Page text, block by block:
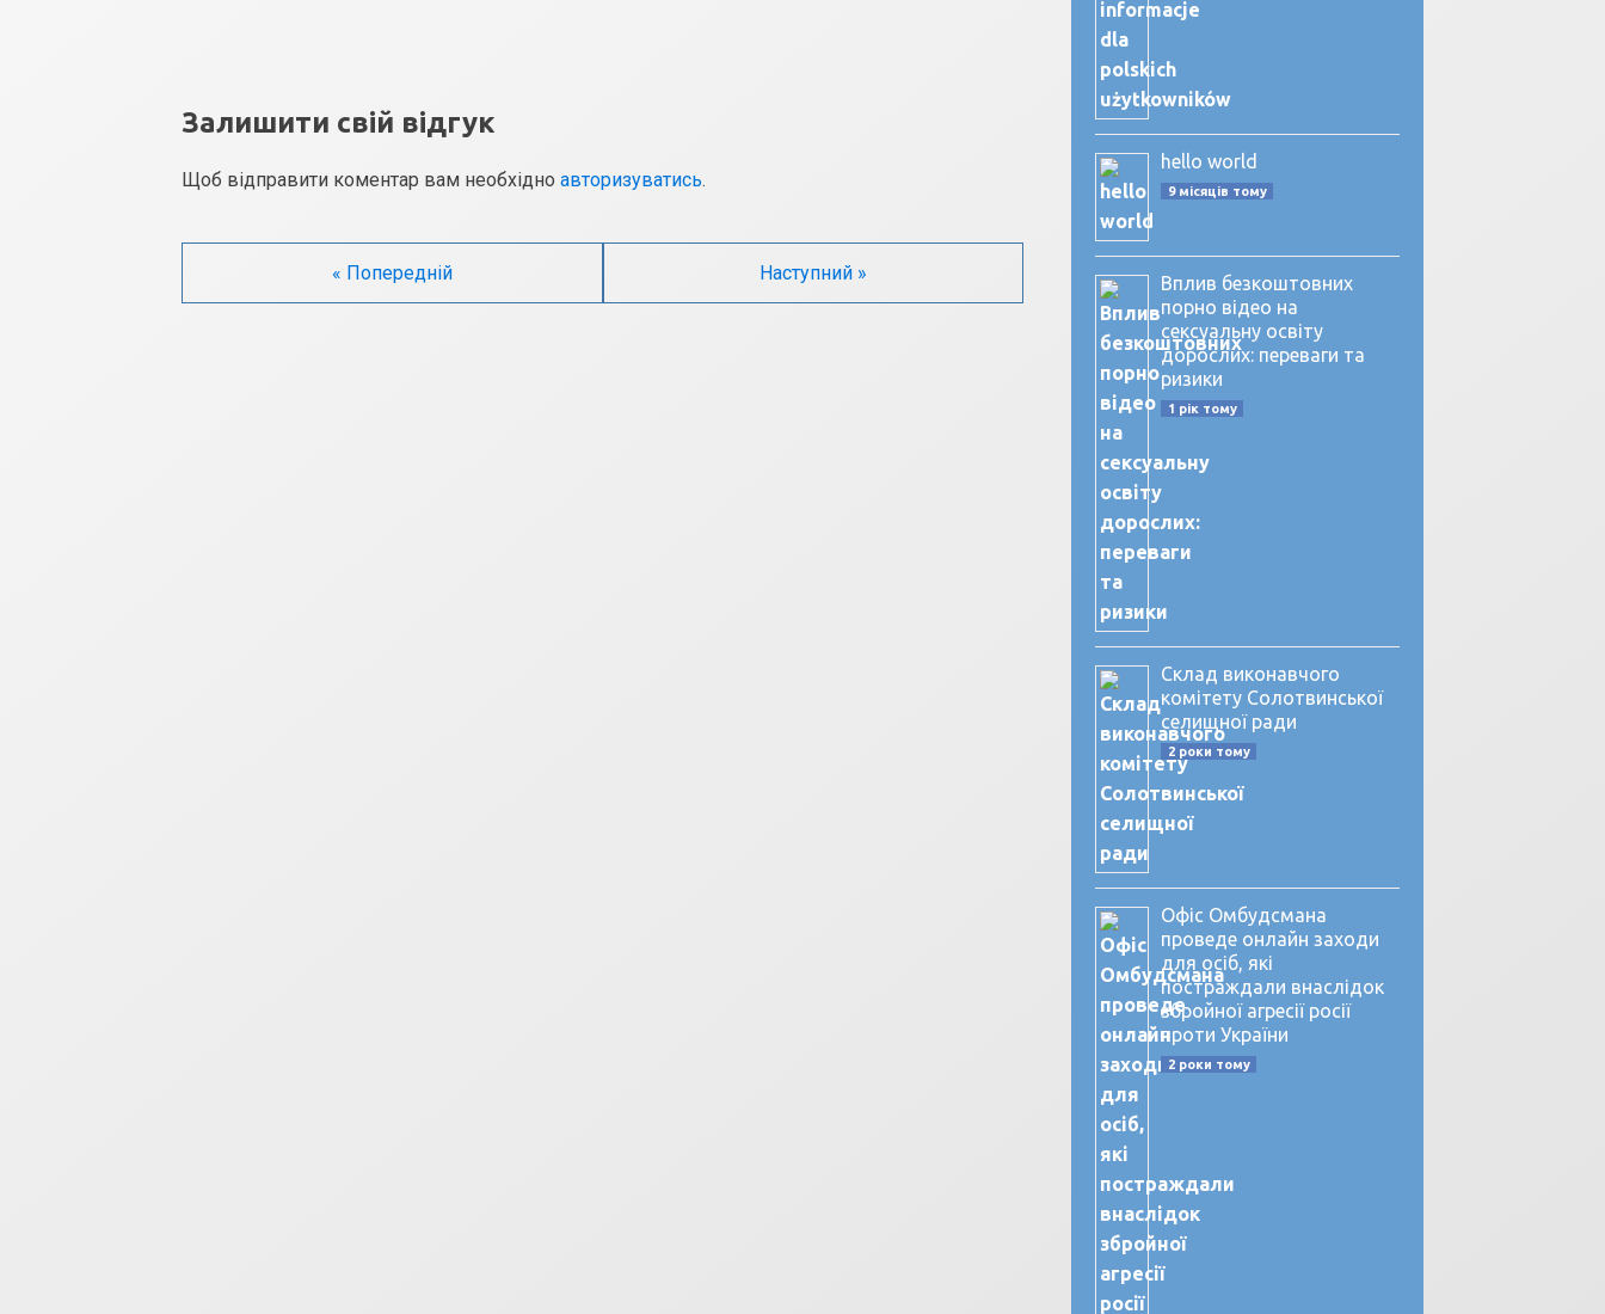
Залишити свій відгук
Щоб відправити коментар вам необхідно авторизуватись.
« Попередній Наступний »
hello world
9 місяців тому
Вплив безкоштовних
порно відео на
сексуальну освіту
дорослих: переваги та
ризики
1 рік тому
Склад виконавчого
комітету Солотвинської
селищної ради
2 роки тому
Офіс Омбудсмана
проведе онлайн заходи
для осіб, які
постраждали внаслідок
збройної агресії росії
проти України
2 роки тому